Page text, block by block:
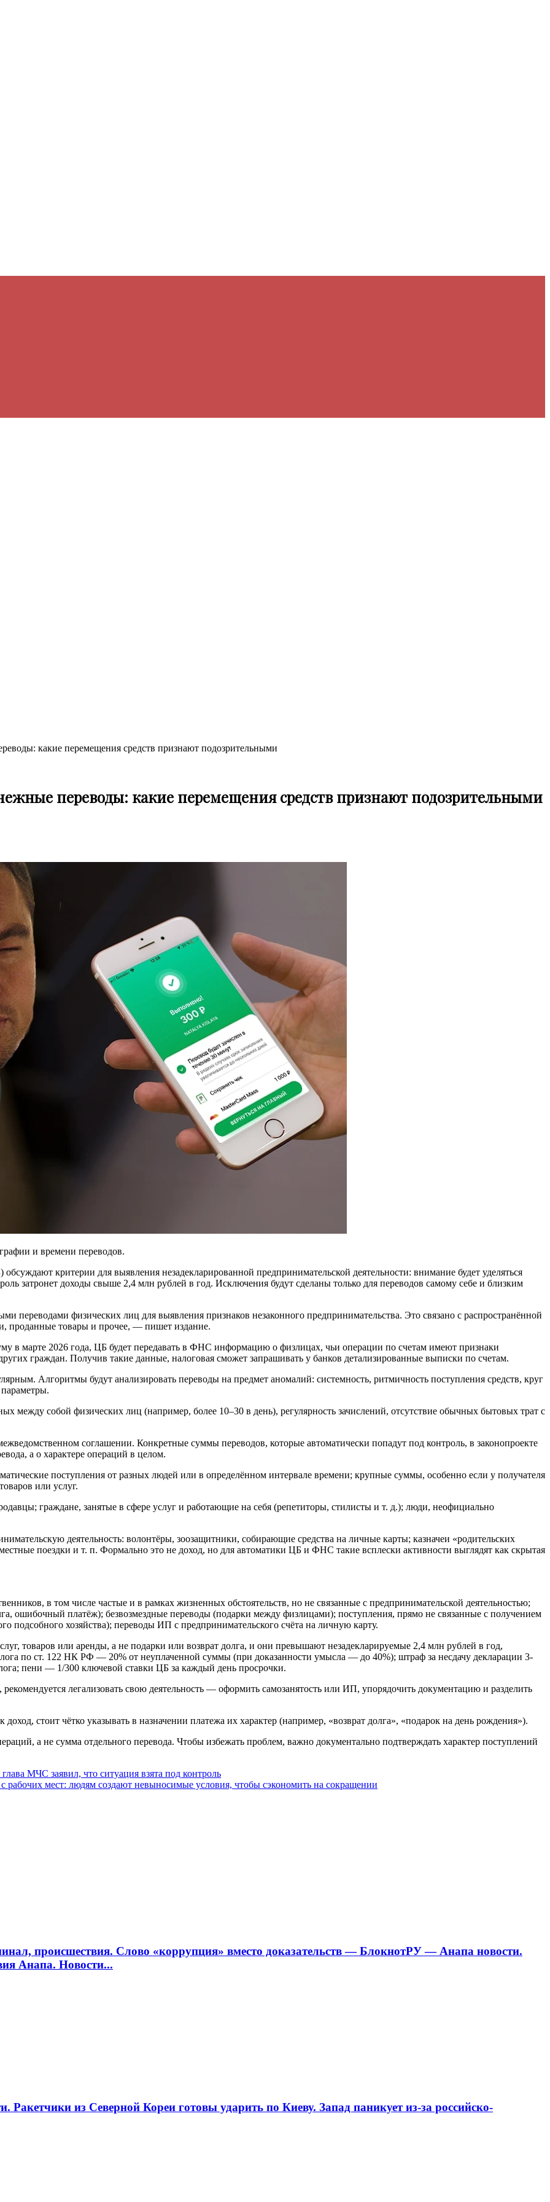
какие перемещения средств признают подозрительными
переводы: какие перемещения средств признают подозрительными
и времени переводов.
критерии для выявления незадекларированной предпринимательской деятельности: внимание будет уделяться
затронет доходы свыше 2,4 млн рублей в год. Исключения будут сделаны только для переводов самому себе и близким
физических лиц для выявления признаков незаконного предпринимательства. Это связано с распространённой
проданные товары и прочее, — пишет издание.
в марте 2026 года, ЦБ будет передавать в ФНС информацию о физлицах, чьи операции по счетам имеют признаки
граждан. Получив такие данные, налоговая сможет запрашивать у банков детализированные выписки по счетам.
Алгоритмы будут анализировать переводы на предмет аномалий: системность, ритмичность поступления средств, круг
между собой физических лиц (например, более 10–30 в день), регулярность зачислений, отсутствие обычных бытовых трат с
соглашении. Конкретные суммы переводов, которые автоматически попадут под контроль, в законопроекте
а о характере операций в целом.
поступления от разных людей или в определённом интервале времени; крупные суммы, особенно если у получателя
или услуг.
граждане, занятые в сфере услуг и работающие на себя (репетиторы, стилисты и т. д.); люди, неофициально
деятельность: волонтёры, зоозащитники, собирающие средства на личные карты; казначеи «родительских
поездки и т. п. Формально это не доход, но для автоматики ЦБ и ФНС такие всплески активности выглядят как скрытая
в том числе частые и в рамках жизненных обстоятельств, но не связанные с предпринимательской деятельностью;
ошибочный платёж); безвозмездные переводы (подарки между физлицами); поступления, прямо не связанные с получением
подсобного хозяйства); переводы ИП с предпринимательского счёта на личную карту.
товаров или аренды, а не подарки или возврат долга, и они превышают незадекларируемые 2,4 млн рублей в год,
по ст. 122 НК РФ — 20% от неуплаченной суммы (при доказанности умысла — до 40%); штраф за несдачу декларации 3-
пени — 1/300 ключевой ставки ЦБ за каждый день просрочки.
легализовать свою деятельность — оформить самозанятость или ИП, упорядочить документацию и разделить
стоит чётко указывать в назначении платежа их характер (например, «возврат долга», «подарок на день рождения»).
а не сумма отдельного перевода. Чтобы избежать проблем, важно документально подтверждать характер поступлений
МЧС заявил, что ситуация взята под контроль
рабочих мест: людям создают невыносимые условия, чтобы сэкономить на сокращении
происшествия. Слово «коррупция» вместо доказательств — БлокнотРУ — Анапа новости.
Анапа. Новости...
из Северной Кореи готовы ударить по Киеву. Запад паникует из-за российско-